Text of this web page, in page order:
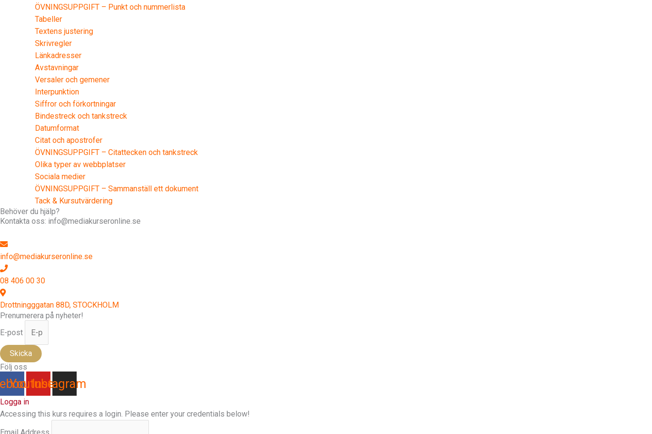
ÖVNINGSUPPGIFT – Punkt och nummerlista
Tabeller
Textens justering
Skrivregler
Länkadresser
Avstavningar
Versaler och gemener
Interpunktion
Siffror och förkortningar
Bindestreck och tankstreck
Datumformat
Citat och apostrofer
ÖVNINGSUPPGIFT – Citattecken och tankstreck
Olika typer av webbplatser
Sociala medier
ÖVNINGSUPPGIFT – Sammanställ ett dokument
Tack & Kursutvärdering
Behöver du hjälp?
Kontakta oss: info@mediakurseronline.se
info@mediakurseronline.se
08 406 00 30
Drottningggatan 88D, STOCKHOLM
Prenumerera på nyheter!
E-post
Skicka
Följ oss
YoutubeInstagram
Logga in
Accessing this kurs requires a login. Please enter your credentials below!